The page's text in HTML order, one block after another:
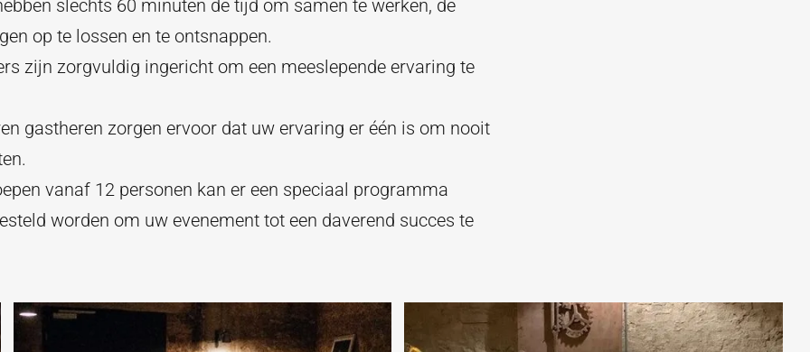
slechts 60 minuten de tijd om samen te werken, de
op te lossen en te ontsnappen.
zijn zorgvuldig ingericht om een meeslepende ervaring te
gastheren zorgen ervoor dat uw ervaring er één is om nooit
vanaf 12 personen kan er een speciaal programma
worden om uw evenement tot een daverend succes te